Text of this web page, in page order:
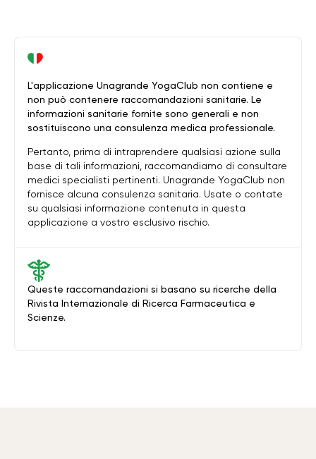
Queste raccomandazioni si basano su ricerche della
Rivista Internazionale di Ricerca Farmaceutica e
Scienze.
L'applicazione Unagrande YogaClub non contiene e
non può contenere raccomandazioni sanitarie. Le
informazioni sanitarie fornite sono generali e non
sostituiscono una consulenza medica professionale.
Pertanto, prima di intraprendere qualsiasi azione sulla
base di tali informazioni, raccomandiamo di consultare
medici specialisti pertinenti. Unagrande YogaClub non
fornisce alcuna consulenza sanitaria. Usate o contate
su qualsiasi informazione contenuta in questa
applicazione a vostro esclusivo rischio.